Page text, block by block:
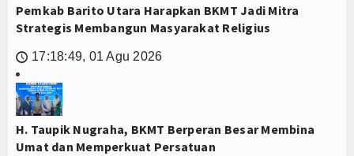
Pemkab Barito Utara Harapkan BKMT Jadi Mitra
Strategis Membangun Masyarakat Religius
🕔 17:18:49, 01 Agu 2026
H. Taupik Nugraha, BKMT Berperan Besar Membina
Umat dan Memperkuat Persatuan